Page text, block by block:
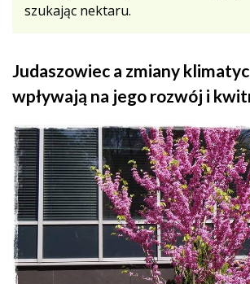
szukając nektaru.
Judaszowiec a zmiany
wpływają na jego rozwój i